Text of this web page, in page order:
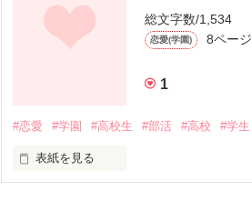
総文字数/1,534
恋愛(学園) 8ページ
1
#恋愛 #学園 #高校生 #部活 #高校 #学生
表紙を見る